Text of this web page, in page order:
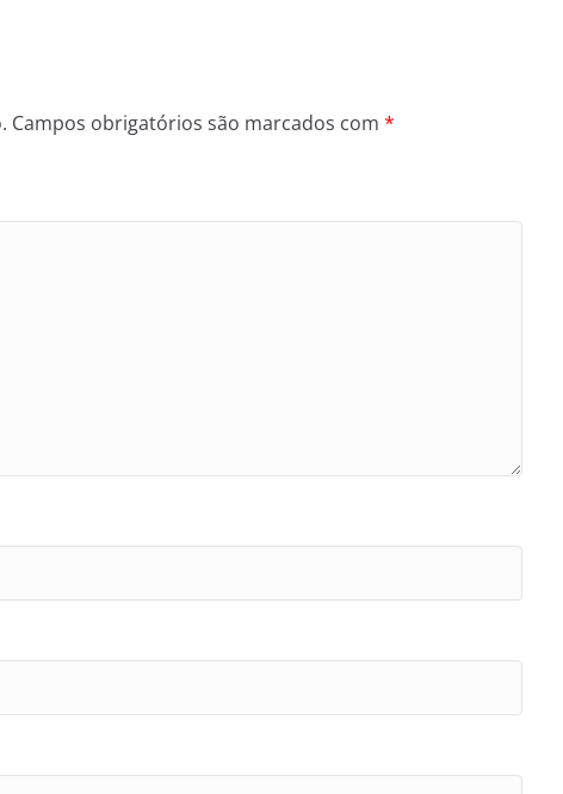
Campos obrigatórios são marcados com *